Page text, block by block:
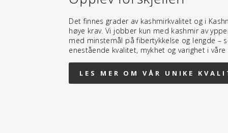
Det finnes grader av kashmirkvalitet og i
høye krav. Vi jobber kun med kashmir av
med minstemål på fibertykkelse og lengde –
enestående kvalitet, mykhet og varighet i våre
LES MER OM VÅR UNIKE